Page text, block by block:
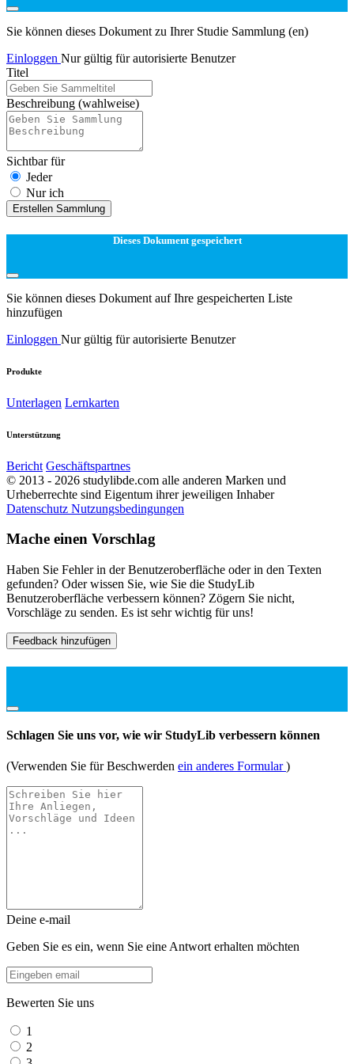
Sie können dieses Dokument zu Ihrer Studie Sammlung (en)
Einloggen Nur gültig für autorisierte Benutzer
Titel
Beschreibung (wahlweise)
Sichtbar für
Jeder
Nur ich
Erstellen Sammlung
Dieses Dokument gespeichert
Sie können dieses Dokument auf Ihre gespeicherten Liste
hinzufügen
Einloggen Nur gültig für autorisierte Benutzer
Produkte
Unterlagen Lernkarten
Unterstützung
Bericht Geschäftspartnes
© 2013 - 2026 studylibde.com alle anderen Marken und
Urheberrechte sind Eigentum ihrer jeweiligen Inhaber
Datenschutz Nutzungsbedingungen
Mache einen Vorschlag
Haben Sie Fehler in der Benutzeroberfläche oder in den Texten
gefunden? Oder wissen Sie, wie Sie die StudyLib
Benutzeroberfläche verbessern können? Zögern Sie nicht,
Vorschläge zu senden. Es ist sehr wichtig für uns!
Feedback hinzufügen
Schlagen Sie uns vor, wie wir StudyLib verbessern können
(Verwenden Sie für Beschwerden ein anderes Formular)
Deine e-mail
Geben Sie es ein, wenn Sie eine Antwort erhalten möchten
Bewerten Sie uns
1
2